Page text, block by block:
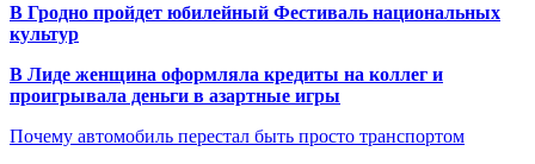
В Гродно пройдет юбилейный Фестиваль национальных
культур
В Лиде женщина оформляла кредиты на коллег и
проигрывала деньги в азартные игры
Почему автомобиль перестал быть просто транспортом